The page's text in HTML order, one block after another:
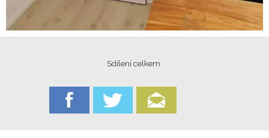
Sdílení celkem